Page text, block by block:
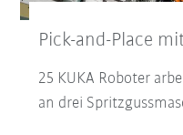
Pick-and-Place
25 KUKA Roboter
an drei